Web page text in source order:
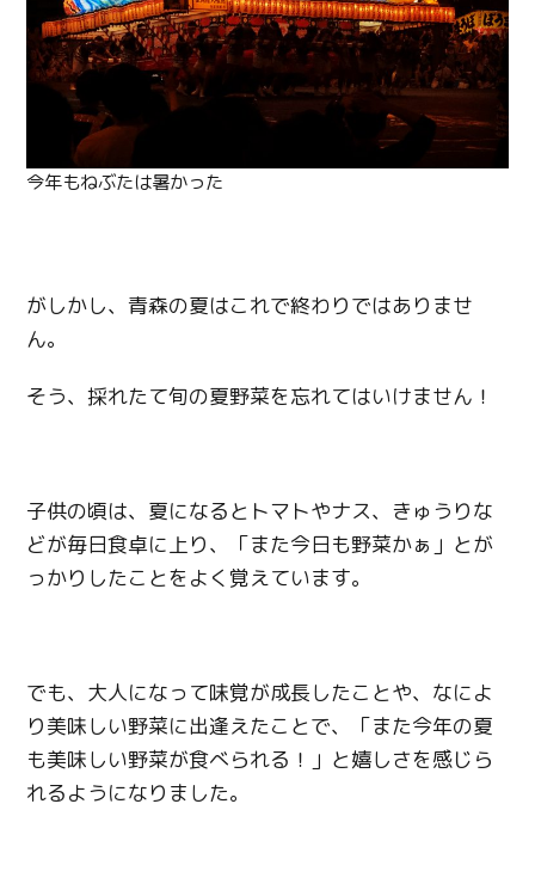
今年もねぶたは暑かった
がしかし、青森の夏はこれで終わりではありませ
ん。
そう、採れたて旬の夏野菜を忘れてはいけません！
子供の頃は、夏になるとトマトやナス、きゅうりな
どが毎日食卓に上り、「また今日も野菜かぁ」とが
っかりしたことをよく覚えています。
でも、大人になって味覚が成長したことや、なによ
り美味しい野菜に出逢えたことで、「また今年の夏
も美味しい野菜が食べられる！」と嬉しさを感じら
れるようになりました。